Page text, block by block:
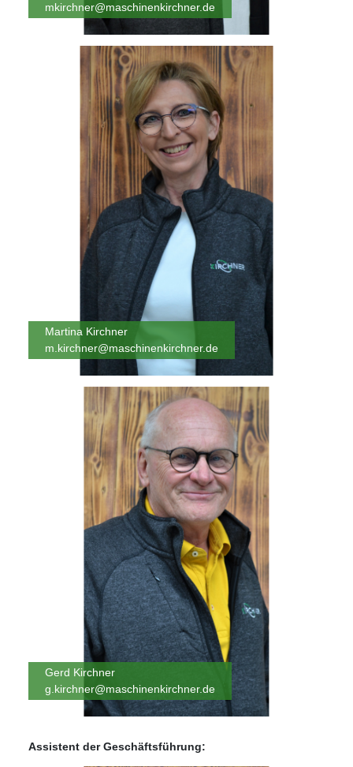
mkirchner@maschinenkirchner.de
Martina Kirchner
m.kirchner@maschinenkirchner.de
Gerd Kirchner
g.kirchner@maschinenkirchner.de
Assistent der Geschäftsführung: